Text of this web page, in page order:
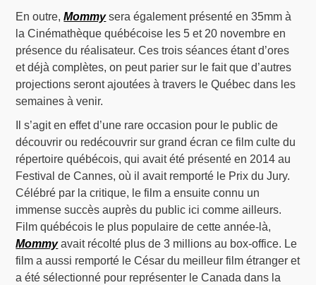
En outre,Mommysera également présenté en 35mm à
la Cinémathèque québécoise les 5 et 20 novembre en
présence du réalisateur. Ces trois séances étant d’ores
et déjà complètes, on peut parier sur le fait que d’autres
projections seront ajoutées à travers le Québec dans les
semaines à venir.
Il s’agit en effet d’une rare occasion pour le public de
découvrir ou redécouvrir sur grand écran ce film culte du
répertoire québécois, qui avait été présenté en 2014 au
Festival de Cannes, où il avait remporté le Prix du Jury.
Célébré par la critique, le film a ensuite connu un
immense succès auprès du public ici comme ailleurs.
Film québécois le plus populaire de cette année-là,
Mommyavait récolté plus de 3 millions au box-office. Le
film a aussi remporté le César du meilleur film étranger et
a été sélectionné pour représenter le Canada dans la